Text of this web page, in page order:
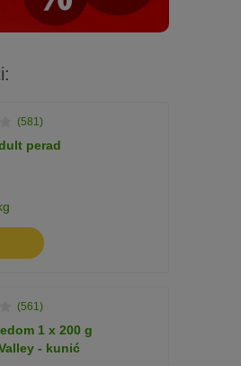
(581)
perad
(561)
1 x 200 g
- kunić